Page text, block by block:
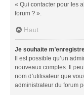
« Qui contacter pour les
forum ? ».
Haut
Je souhaite
Il est possible qu’un
nouveaux comptes. Il
nom d’utilisateur que
administrateur du forum